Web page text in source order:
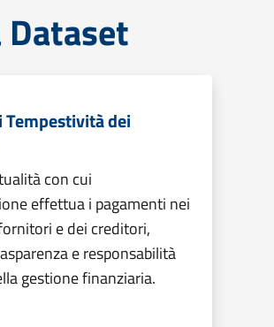
dei
con cui
effettua i pagamenti nei
e dei creditori,
e responsabilità
gestione finanziaria.